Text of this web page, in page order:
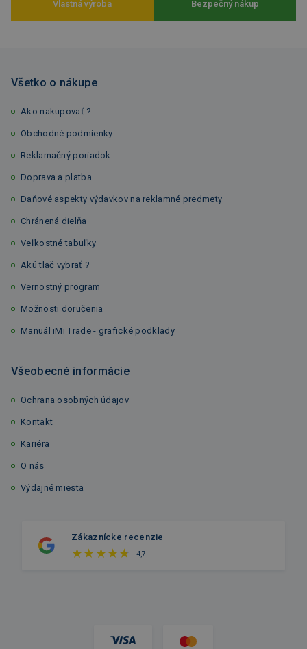
Vlastná výroba Bezpečný nákup
Všetko o nákupe
Ako nakupovať ?
Obchodné podmienky
Reklamačný poriadok
Doprava a platba
Daňové aspekty výdavkov na reklamné predmety
Chránená dielňa
Veľkostné tabuľky
Akú tlač vybrať ?
Vernostný program
Možnosti doručenia
Manuál iMi Trade - grafické podklady
Všeobecné informácie
Ochrana osobných údajov
Kontakt
Kariéra
O nás
Výdajné miesta
Zákaznícke recenzie
4,7